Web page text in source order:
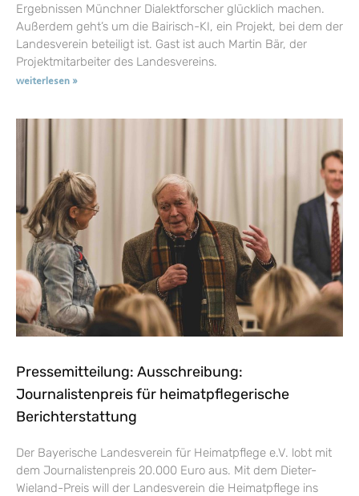
Ergebnissen Münchner Dialektforscher glücklich machen.
Außerdem geht’s um die Bairisch-KI, ein Projekt, bei dem der
Landesverein beteiligt ist. Gast ist auch Martin Bär, der
Projektmitarbeiter des Landesvereins.
weiterlesen »
Pressemitteilung: Ausschreibung:
Journalistenpreis für heimatpflegerische
Berichterstattung
Der Bayerische Landesverein für Heimatpflege e.V. lobt mit
dem Journalistenpreis 20.000 Euro aus. Mit dem Dieter-
Wieland-Preis will der Landesverein die Heimatpflege ins